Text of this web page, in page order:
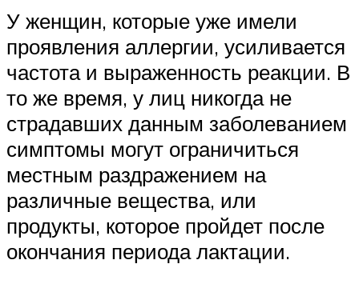
У женщин, которые уже имели
проявления аллергии, усиливается
частота и выраженность реакции. В
то же время, у лиц никогда не
страдавших данным заболеванием
симптомы могут ограничиться
местным раздражением на
различные вещества, или
продукты, которое пройдет после
окончания периода лактации.